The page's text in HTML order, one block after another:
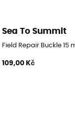
Sea To Summit
Field Repair Buckle 15
109,00 Kč